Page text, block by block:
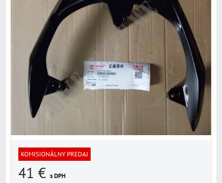
KOMISIONÁLNY PREDAJ
41 € s DPH